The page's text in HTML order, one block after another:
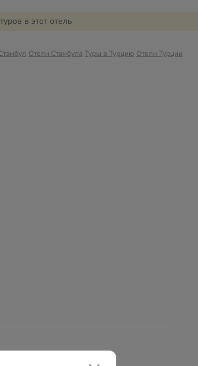
в этот отель
Отели Стамбула Туры в Турцию Отели Турции